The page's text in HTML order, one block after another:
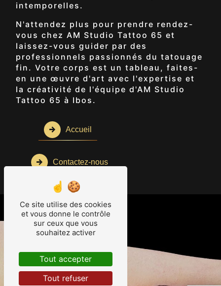
intemporelles.
N'attendez plus pour prendre rendez-
vous chez AM Studio Tattoo 65 et
laissez-vous guider par des
professionnels passionnés du tatouage
fin. Votre corps est un tableau, faites-
en une œuvre d'art avec l'expertise et
la créativité de l'équipe d'AM Studio
Tattoo 65 à Ibos.
Accueil
Contactez-nous
Ce site utilise des cookies
et vous donne le contrôle
sur ceux que vous
souhaitez activer
Tout accepter
Tout refuser